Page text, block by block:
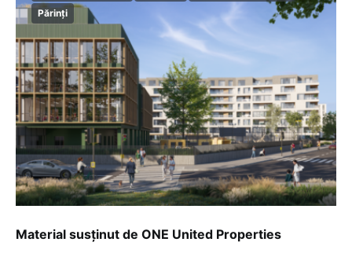
Părinți
Material susținut de ONE United Properties